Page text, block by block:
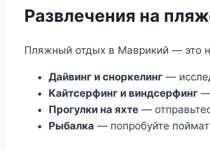
Развлечения на
Пляжный отдых в Маврикий — это
Дайвинг и сноркелинг —
Кайтсерфинг и виндсерфинг —
Прогулки на яхте —
Рыбалка — попробуйте